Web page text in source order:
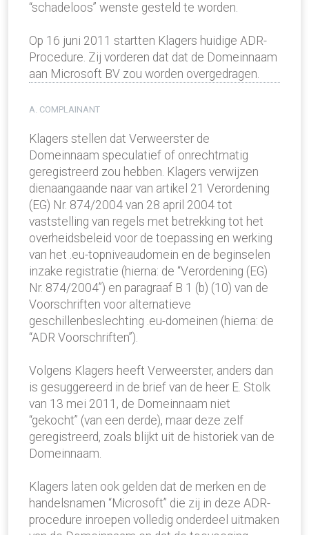
“schadeloos” wenste gesteld te worden.
Op 16 juni 2011 startten Klagers huidige ADR-
Procedure. Zij vorderen dat dat de Domeinnaam
aan Microsoft BV zou worden overgedragen.
A. COMPLAINANT
Klagers stellen dat Verweerster de
Domeinnaam speculatief of onrechtmatig
geregistreerd zou hebben. Klagers verwijzen
dienaangaande naar van artikel 21 Verordening
(EG) Nr. 874/2004 van 28 april 2004 tot
vaststelling van regels met betrekking tot het
overheidsbeleid voor de toepassing en werking
van het .eu-topniveaudomein en de beginselen
inzake registratie (hierna: de “Verordening (EG)
Nr. 874/2004”) en paragraaf B 1 (b) (10) van de
Voorschriften voor alternatieve
geschillenbeslechting .eu-domeinen (hierna: de
“ADR Voorschriften”).
Volgens Klagers heeft Verweerster, anders dan
is gesuggereerd in de brief van de heer E. Stolk
van 13 mei 2011, de Domeinnaam niet
“gekocht” (van een derde), maar deze zelf
geregistreerd, zoals blijkt uit de historiek van de
Domeinnaam.
Klagers laten ook gelden dat de merken en de
handelsnamen “Microsoft” die zij in deze ADR-
procedure inroepen volledig onderdeel uitmaken